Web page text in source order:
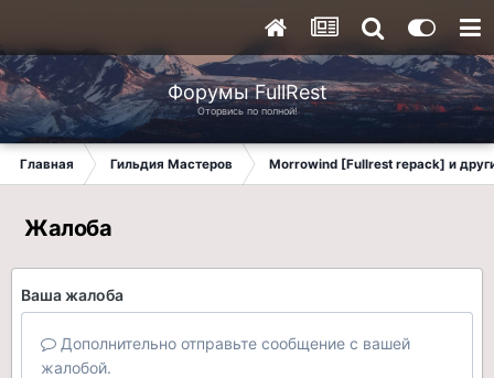
Форумы FullRest
Оторвись по полной!
Главная Гильдия Мастеров Morrowind [Fullrest repack] и
Жалоба
Ваша жалоба
Дополнительно отправьте сообщение с вашей
жалобой.